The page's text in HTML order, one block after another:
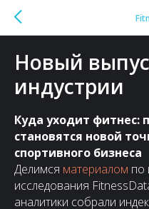
Новый
индустрии
Куда уходит фитнес:
становятся новой
спортивного бизнеса
Делимся материалом по
исследования
аналитики собрали